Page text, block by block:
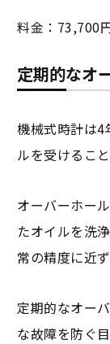
料金：73,700
定期的なオ
機械式時計は4
ルを受けるこ
オーバーホー
たオイルを洗
常の精度に近
定期的なオー
な故障を防ぐ